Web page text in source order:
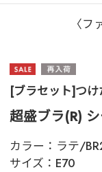
〈フ
[ブラセット]つ
超盛ブラ(R)
カラー： ラテ/
サイズ： E70